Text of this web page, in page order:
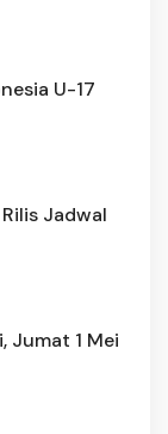
U-17
Jadwal
Jumat 1 Mei